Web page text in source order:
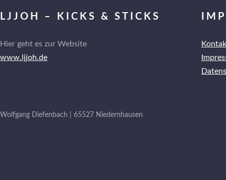
LJJOH – KICKS & STICKS
Hier geht es zur Website
www.ljjoh.de
Wolfgang Diefenbach | 65527 Niedernhausen